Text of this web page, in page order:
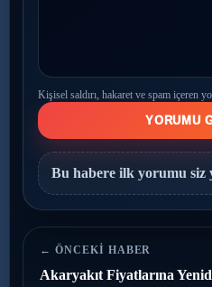
Kişisel saldırı, hakaret ve spam içeren
YORUMU
Bu habere ilk yorumu siz
← ÖNCEKI HABER
Akaryakıt Fiyatlarına